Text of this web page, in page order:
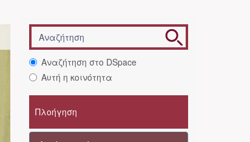
Αναζήτηση στο DSpace
Αυτή η κοινότητα
Πλοήγηση